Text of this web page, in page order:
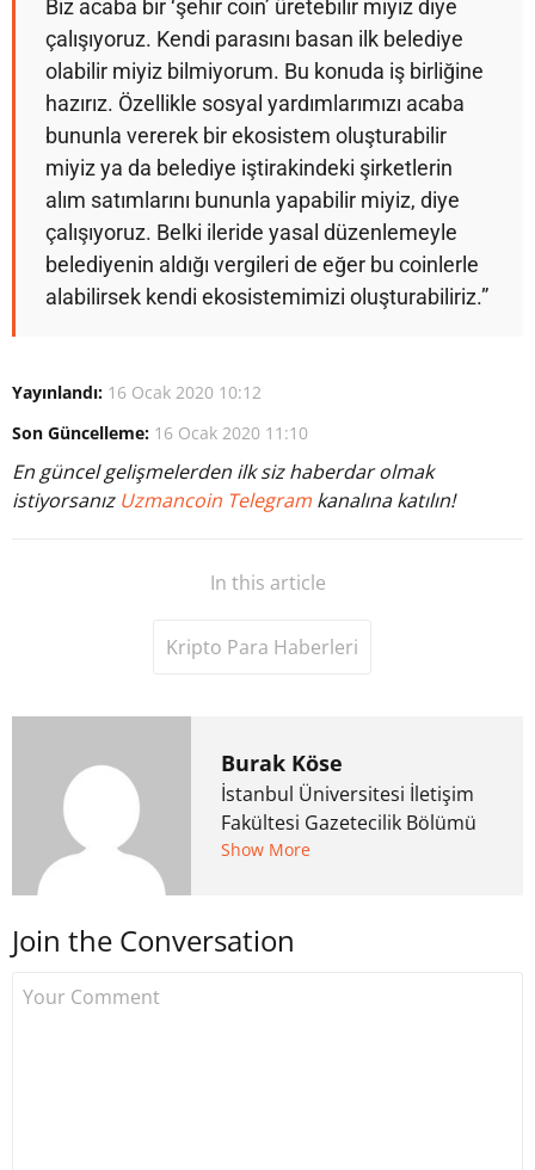
Biz acaba bir ‘şehir coin’ üretebilir miyiz diye
çalışıyoruz. Kendi parasını basan ilk belediye
olabilir miyiz bilmiyorum. Bu konuda iş birliğine
hazırız. Özellikle sosyal yardımlarımızı acaba
bununla vererek bir ekosistem oluşturabilir
miyiz ya da belediye iştirakindeki şirketlerin
alım satımlarını bununla yapabilir miyiz, diye
çalışıyoruz. Belki ileride yasal düzenlemeyle
belediyenin aldığı vergileri de eğer bu coinlerle
alabilirsek kendi ekosistemimizi oluşturabiliriz.”
Yayınlandı: 16 Ocak 2020 10:12
Son Güncelleme: 16 Ocak 2020 11:10
En güncel gelişmelerden ilk siz haberdar olmak
istiyorsanız Uzmancoin Telegram kanalına katılın!
In this article
Kripto Para Haberleri
Burak Köse
İstanbul Üniversitesi İletişim
Fakültesi Gazetecilik Bölümü
mezunu. 6 yıl ana akım
kurdu. 2017'nin Mayıs ayından
Show More
Join the Conversation